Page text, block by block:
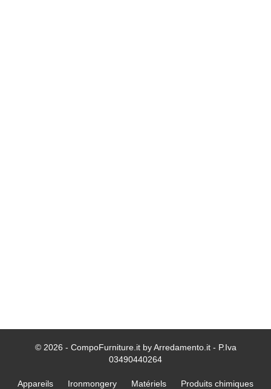
© 2026 - CompoFurniture.it by Arredamento.it - P.Iva
03490440264
Appareils Ironmongery Matériels Produits chimiques